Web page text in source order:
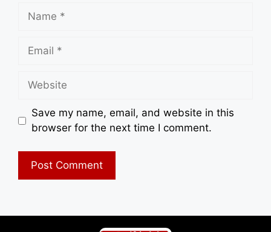
Name
Email
Website
Save my name, email, and website in this
browser for the next time I comment.